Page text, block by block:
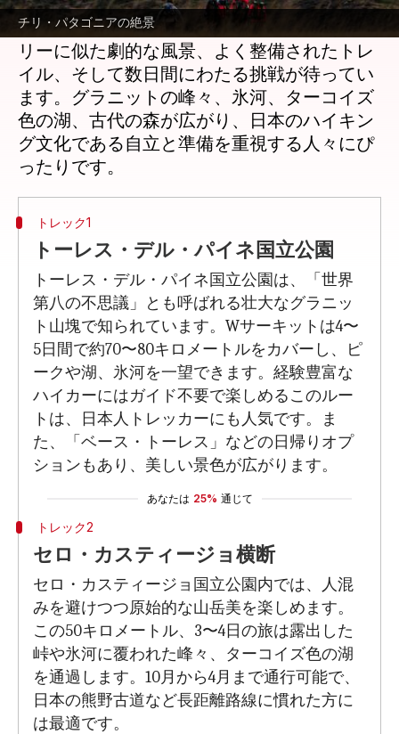
チリ・パタゴニアの絶景
って魅力的な山岳トレッキングを提供してい
ます。日本アルプスや北海道のバックカント
リーに似た劇的な風景、よく整備されたトレ
イル、そして数日間にわたる挑戦が待ってい
ます。グラニットの峰々、氷河、ターコイズ
色の湖、古代の森が広がり、日本のハイキン
グ文化である自立と準備を重視する人々にぴ
トレック1
トーレス・デル・パイネ国立公園
トーレス・デル・パイネ国立公園は、「世界
第八の不思議」とも呼ばれる壮大なグラニッ
ト山塊で知られています。Wサーキットは4〜
5日間で約70〜80キロメートルをカバーし、ピ
ークや湖、氷河を一望できます。経験豊富な
ハイカーにはガイド不要で楽しめるこのルー
トは、日本人トレッカーにも人気です。ま
た、「ベース・トーレス」などの日帰りオプ
ションもあり、美しい景色が広がります。
あなたは 25% 通じて
トレック2
セロ・カスティージョ横断
セロ・カスティージョ国立公園内では、人混
みを避けつつ原始的な山岳美を楽しめます。
この50キロメートル、3〜4日の旅は露出した
峠や氷河に覆われた峰々、ターコイズ色の湖
を通過します。10月から4月まで通行可能で、
日本の熊野古道など長距離路線に慣れた方に
は最適です。